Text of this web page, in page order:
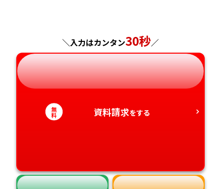
神奈川県
長野県
岐阜県
兵庫県
奈良県
広島県
山口県
高知県
長崎県
熊本県
沖縄県
＼入力はカンタン30秒／
無
料 資料請求をする